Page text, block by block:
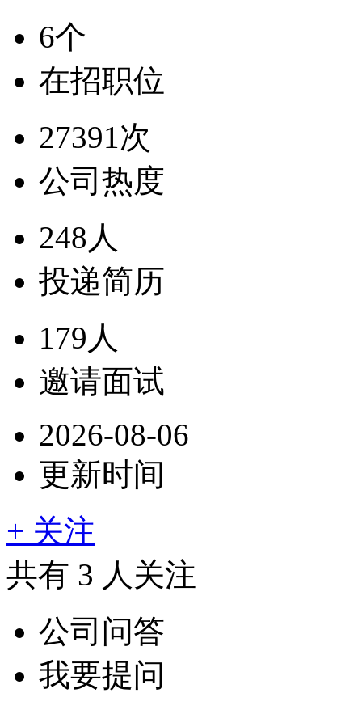
6个
在招职位
27391次
公司热度
248人
投递简历
179人
邀请面试
2026-08-06
更新时间
+ 关注
共有 3 人关注
公司问答
我要提问